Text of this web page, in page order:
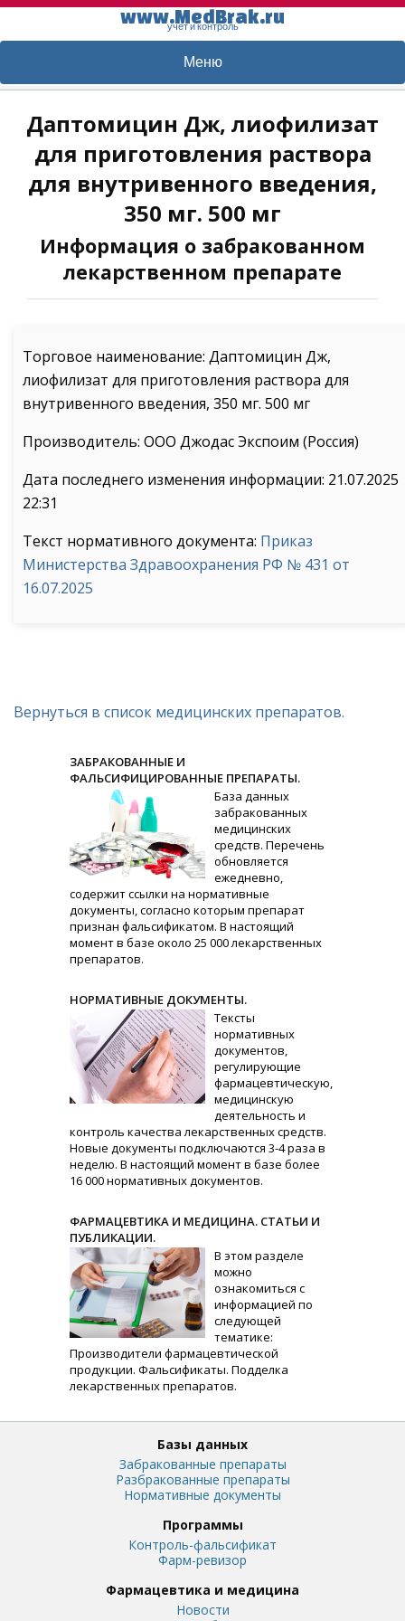
www.MedBrak.ru
учет и контроль
Меню
Даптомицин Дж, лиофилизат
для приготовления раствора
для внутривенного введения,
350 мг. 500 мг
Информация о забракованном
лекарственном препарате
Торговое наименование: Даптомицин Дж,
лиофилизат для приготовления раствора для
внутривенного введения, 350 мг. 500 мг
Производитель: ООО Джодас Экспоим (Россия)
Дата последнего изменения информации: 21.07.2025
22:31
Текст нормативного документа: Приказ
Министерства Здравоохранения РФ № 431 от
16.07.2025
Вернуться в список медицинских препаратов.
ЗАБРАКОВАННЫЕ И
ФАЛЬСИФИЦИРОВАННЫЕ ПРЕПАРАТЫ.
База данных
забракованных
медицинских
средств. Перечень
обновляется
ежедневно,
содержит ссылки на нормативные
документы, согласно которым препарат
признан фальсификатом. В настоящий
момент в базе около 25 000 лекарственных
препаратов.
НОРМАТИВНЫЕ ДОКУМЕНТЫ.
Тексты
нормативных
документов,
регулирующие
фармацевтическую,
медицинскую
деятельность и
контроль качества лекарственных средств.
Новые документы подключаются 3-4 раза в
неделю. В настоящий момент в базе более
16 000 нормативных документов.
ФАРМАЦЕВТИКА И МЕДИЦИНА. СТАТЬИ И
ПУБЛИКАЦИИ.
В этом разделе
можно
ознакомиться с
информацией по
следующей
тематике:
Производители фармацевтической
продукции. Фальсификаты. Подделка
лекарственных препаратов.
Базы данных
Забракованные препараты
Разбракованные препараты
Нормативные документы
Программы
Контроль-фальсификат
Фарм-ревизор
Фармацевтика и медицина
Новости